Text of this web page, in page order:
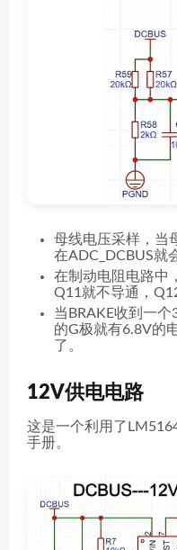
母线电压采样，当
在ADC_DCBUS就
在制动电阻电路中
Q11就不导通，
当BRAKE收到一
的G极就有6.8V的
了。
12V供电电路
这是一个利用了
手册。